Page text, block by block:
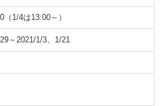
（1/4は13:00～）
～2021/1/3、1/21